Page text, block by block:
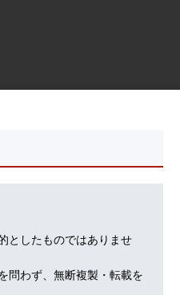
としたものではありませ
問わず、無断複製・転載を